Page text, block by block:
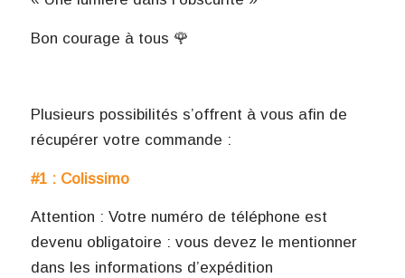
Bon courage à tous 🌹
Plusieurs possibilités s’offrent à vous afin de
récupérer votre commande :
#1 : Colissimo
Attention : Votre numéro de téléphone est
devenu obligatoire : vous devez le mentionner
dans les informations d’expédition